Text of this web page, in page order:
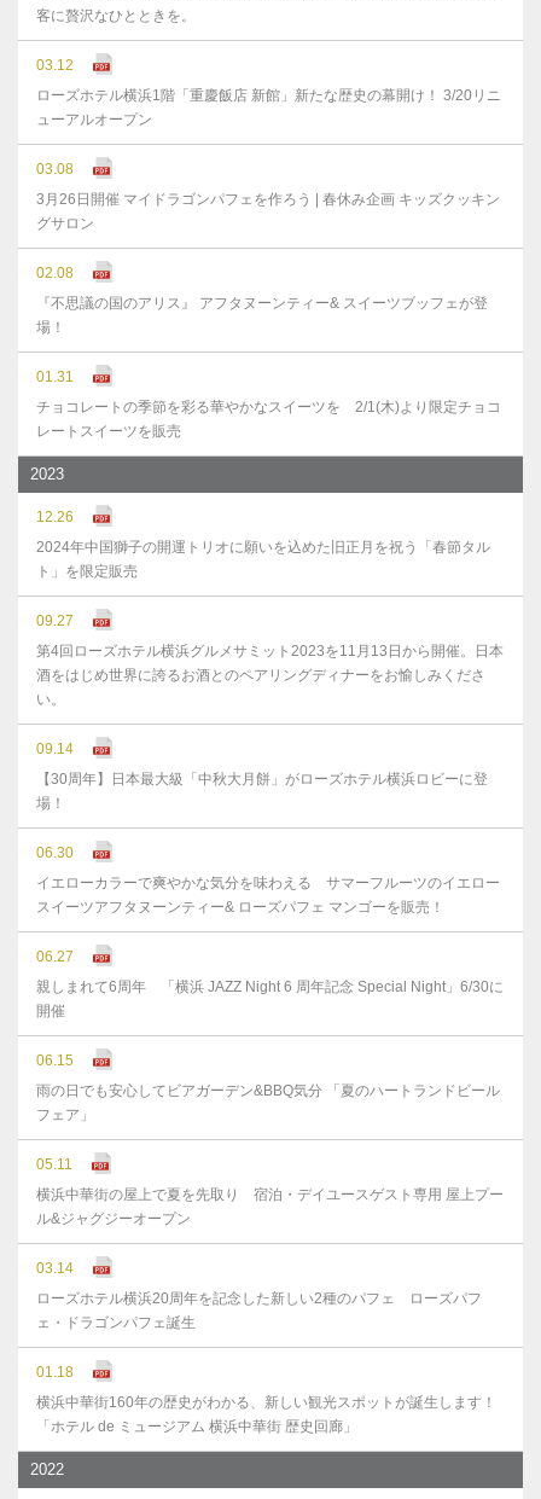
客に贅沢なひとときを。
03.12
ローズホテル横浜1階「重慶飯店 新館」新たな歴史の幕開け！ 3/20リニ
ューアルオープン
03.08
3月26日開催 マイドラゴンパフェを作ろう | 春休み企画 キッズクッキン
グサロン
02.08
『不思議の国のアリス』 アフタヌーンティー& スイーツブッフェが登
場！
01.31
チョコレートの季節を彩る華やかなスイーツを 2/1(木)より限定チョコ
レートスイーツを販売
2023
12.26
2024年中国獅子の開運トリオに願いを込めた旧正月を祝う「春節タル
ト」を限定販売
09.27
第4回ローズホテル横浜グルメサミット2023を11月13日から開催。日本
酒をはじめ世界に誇るお酒とのペアリングディナーをお愉しみくださ
い。
09.14
【30周年】日本最大級「中秋大月餅」がローズホテル横浜ロビーに登
場！
06.30
イエローカラーで爽やかな気分を味わえる サマーフルーツのイエロー
スイーツアフタヌーンティー& ローズパフェ マンゴーを販売！
06.27
親しまれて6周年 「横浜 JAZZ Night 6 周年記念 Special Night」6/30に
開催
06.15
雨の日でも安心してビアガーデン&BBQ気分 「夏のハートランドビール
フェア」
05.11
横浜中華街の屋上で夏を先取り 宿泊・デイユースゲスト専用 屋上プー
ル&ジャグジーオープン
03.14
ローズホテル横浜20周年を記念した新しい2種のパフェ ローズパフ
ェ・ドラゴンパフェ誕生
01.18
横浜中華街160年の歴史がわかる、新しい観光スポットが誕生します！
「ホテル de ミュージアム 横浜中華街 歴史回廊」
2022